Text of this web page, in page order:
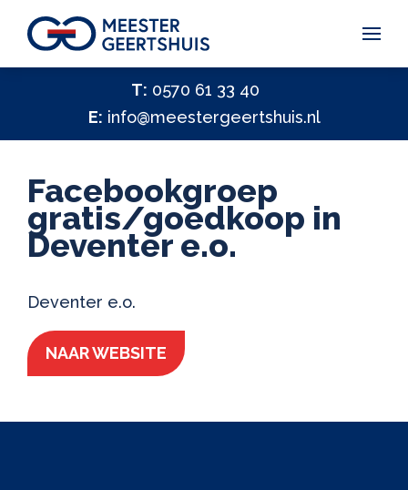
Vakantiegeld Samen Delen 2026
Hulp nodig?
Help ons helpen
Vacatures
T: 0570 61 33 40
E: info@meestergeertshuis.nl
Facebookgroep
gratis/goedkoop in
Deventer e.o.
Deventer e.o.
NAAR WEBSITE